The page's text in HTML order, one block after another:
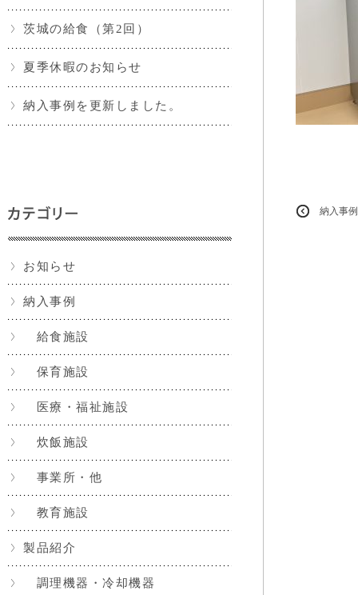
茨城の給食（第2回）
夏季休暇のお知らせ
納入事例を更新しました。
お知らせ
納入事例
給食施設
保育施設
医療・福祉施設
炊飯施設
事業所・他
教育施設
製品紹介
調理機器・冷却機器
納入事